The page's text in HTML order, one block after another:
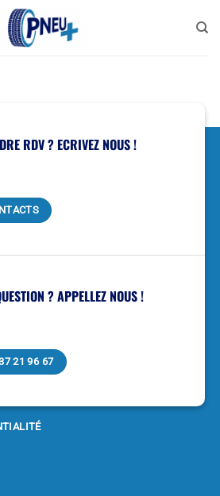
RDV ? ECRIVEZ NOUS !
? APPELLEZ NOUS !
21 96 67